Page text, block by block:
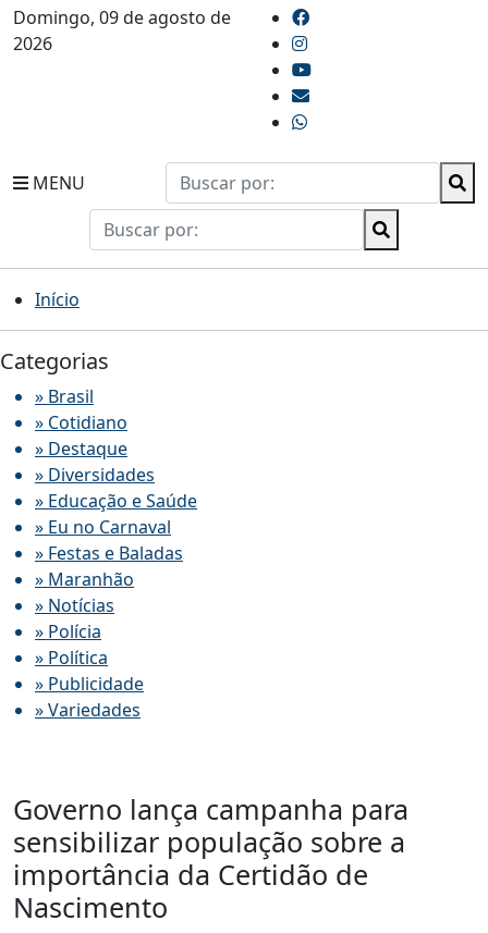
Domingo, 09 de agosto de
2026
MENU
Início
Categorias
» Brasil
» Cotidiano
» Destaque
» Diversidades
» Educação e Saúde
» Eu no Carnaval
» Festas e Baladas
» Maranhão
» Notícias
» Polícia
» Política
» Publicidade
» Variedades
Governo lança campanha para
sensibilizar população sobre a
importância da Certidão de
Nascimento